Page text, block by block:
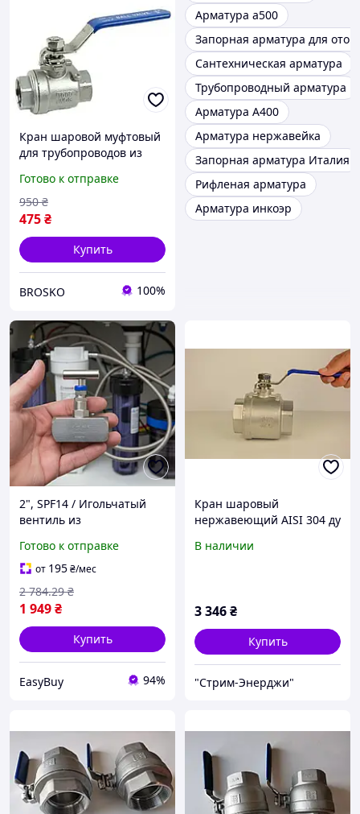
Кран шаровой муфтовый
для трубопроводов из
перекрытия воды газа
пара
Готово к отправке
475₴
950 ₴
Купить
BROSKO 100%
Арматура а500
Запорная арматура для
Сантехническая арматура
Трубопроводный арматура
Арматура А400
Арматура нержавейка
Запорная арматура Италия
Рифленая арматура
Арматура инкоэр
2", SPF14 / Игольчатый
вентиль из
Клапан для
регулирования потока
жи, нержавеющая сталь,
1 / Игольчатый
Готово к отправке
от 195₴/мес
1 949₴
2 784.29 ₴
Купить
EasyBuy 94%
Кран шаровый
нержавеющий AISI 304 ду
В наличии
3 346₴
Купить
"Стрим-Энерджи"